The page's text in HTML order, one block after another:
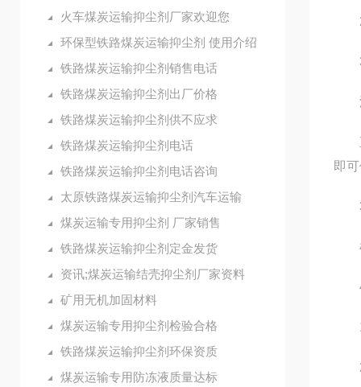
火车煤炭运输抑尘剂厂家欢迎您
环保型铁路煤炭运输抑尘剂 使用介绍
铁路煤炭运输抑尘剂销售电话
铁路煤炭运输抑尘剂出厂价格
铁路煤炭运输抑尘剂供不应求
铁路煤炭运输抑尘剂电话
铁路煤炭运输抑尘剂电话咨询
太原铁路煤炭运输抑尘剂汽车运输
煤炭运输专用抑尘剂 厂家销售
铁路煤炭运输抑尘剂定金发货
资讯;煤炭运输结壳抑尘剂厂家资料
矿用无机加固材料
煤炭运输专用抑尘剂检验合格
铁路煤炭运输抑尘剂环保资质
煤炭运输专用防冻液质量达标
2.
3.
液
直
即
3
根
4
1.
2.